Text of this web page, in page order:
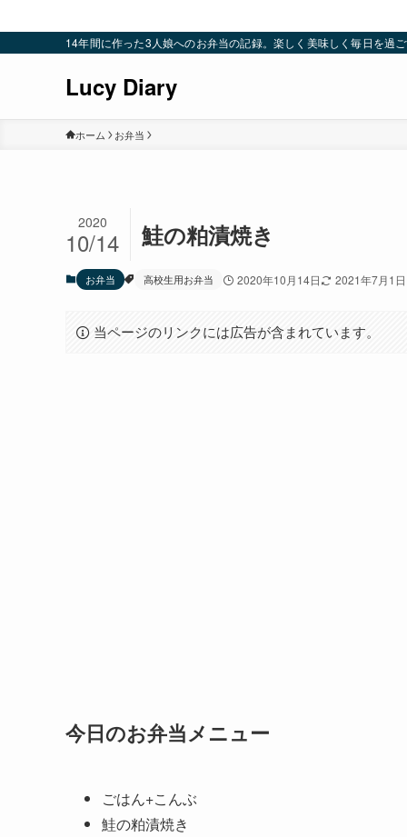
14年間に作った3人娘へのお弁当の記録。楽しく美味しく毎日を過
Lucy Diary
ホーム お弁当
鮭の粕漬焼き
2020
10/14
お弁当 高校生用お弁当 2020年10月14日 2021年7月1日
当ページのリンクには広告が含まれています。
今日のお弁当メニュー
ごはん+こんぶ
鮭の粕漬焼き